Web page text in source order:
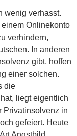
wenig verhasst.
Onlinekonto
verhindern,
In anderen
gibt, hoffen
einer solchen.
die
liegt eigentlich
Privatinsolvenz in
gefeiert. Heute